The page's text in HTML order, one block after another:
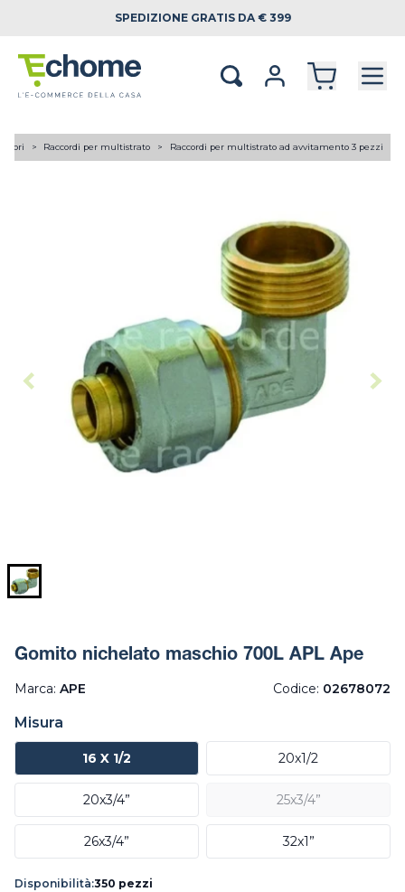
SPEDIZIONE GRATIS DA € 399
Raccordi per multistrato Raccordi per multistrato ad avvitamento 3 pezzi
Gomito nichelato maschio 700L APL Ape
Marca: APE Codice: 02678072
Misura
16 X 1/2 20x1/2
20x3/4” 25x3/4”
26x3/4” 32x1”
Disponibilità:350 pezzi